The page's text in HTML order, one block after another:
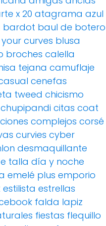
x 20 atagrama azul
bardot baul de botero
curves blusa
broches calella
tejana camuflaje
cenefas
tweed chicismo
chupipandi citas coat
complejos corsé
curvies cyber
desmaquillante
talla día y noche
emelé plus emporio
estilista estrellas
falda lapiz
fiestas flequillo